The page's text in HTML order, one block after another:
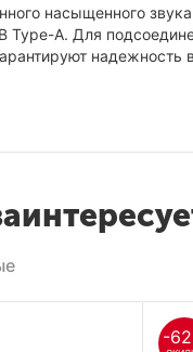
насыщенного
Type-A. Для
надежность
-